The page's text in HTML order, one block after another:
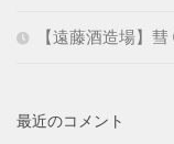
【遠藤酒造場】
最近のコメント